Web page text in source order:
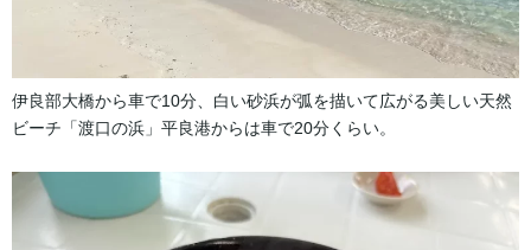
伊良部大橋から車で10分、白い砂浜が弧を描いて広がる美しい天然
ビーチ「渡口の浜」平良港からは車で20分くらい。